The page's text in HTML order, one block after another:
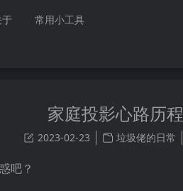
于 常用小工具
家庭投影心路历程
2023-02-23 垃圾佬的日常
吧？